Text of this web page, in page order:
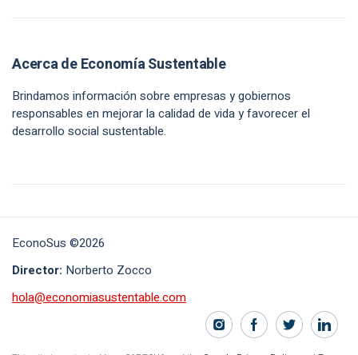
Acerca de Economía Sustentable
Brindamos información sobre empresas y gobiernos
responsables en mejorar la calidad de vida y favorecer el
desarrollo social sustentable.
EconoSus ©2026
Director: Norberto Zocco
hola@economiasustentable.com